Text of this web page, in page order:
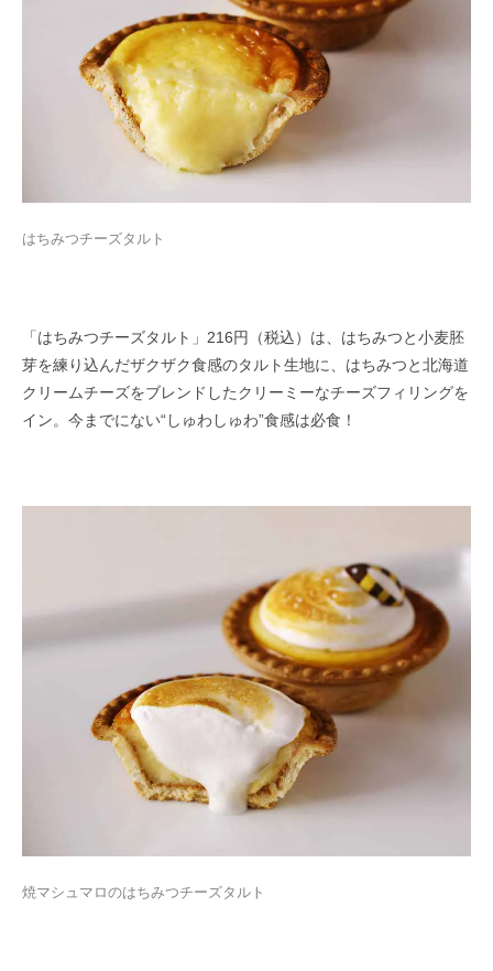
はちみつチーズタルト
「はちみつチーズタルト」216円（税込）は、はちみつと小麦胚
芽を練り込んだザクザク食感のタルト生地に、はちみつと北海道
クリームチーズをブレンドしたクリーミーなチーズフィリングを
イン。今までにない“しゅわしゅわ”食感は必食！
焼マシュマロのはちみつチーズタルト